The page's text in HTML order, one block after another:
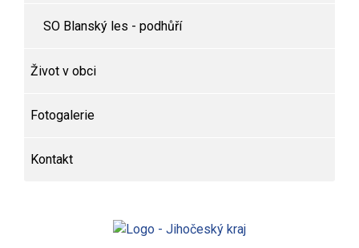
SO Blanský les - podhůří
Život v obci
Fotogalerie
Kontakt